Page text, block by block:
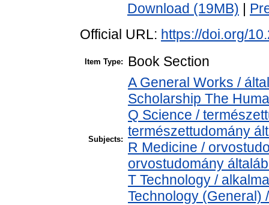
Download (19MB)
Official URL: https://doi.org/
Item Type: Book Section
Subjects:
A General Works /
Scholarship The
Q Science /
természettudomány
R Medicine /
orvostudomány
T Technology /
Technology (General)